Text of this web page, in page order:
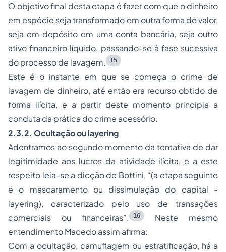
O objetivo final desta etapa é fazer com que o dinheiro
em espécie seja transformado em outra forma de valor,
seja em depósito em uma conta bancária, seja outro
ativo financeiro líquido, passando-se à fase sucessiva
do processo de lavagem.
15
Este é o instante em que se começa o crime de
lavagem de dinheiro, até então era recurso obtido de
forma ilícita, e a partir deste momento principia a
conduta da prática do crime acessório.
2.3.2. Ocultação oulayering
Adentramos ao segundo momento da tentativa de dar
legitimidade aos lucros da atividade ilícita, e a este
respeito leia-se a dicção de Bottini, “(a etapa seguinte
é o mascaramento ou dissimulação do capital -
layering), caracterizado pelo uso de transações
comerciais ou financeiras”. 16
Neste mesmo
entendimento Macedo assim afirma:
Com a ocultação, camuflagem ou estratificação, há a